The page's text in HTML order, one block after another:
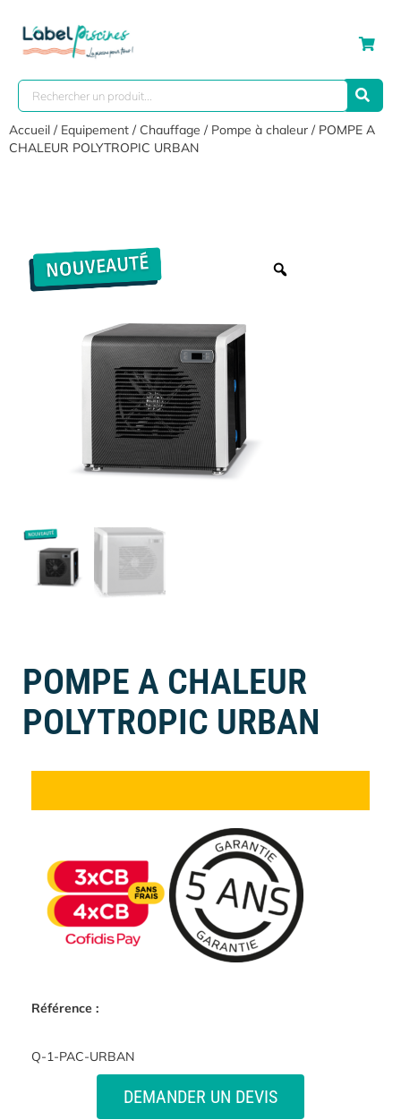
Accueil / Equipement / Chauffage / Pompe à chaleur / POMPE A
CHALEUR POLYTROPIC URBAN
POMPE A CHALEUR
POLYTROPIC URBAN
Référence :
Q-1-PAC-URBAN
DEMANDER UN DEVIS